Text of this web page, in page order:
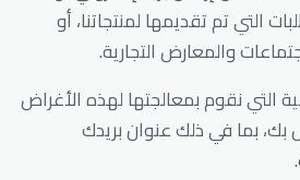
التي تم تقديمها لمنتجاتنا، أو
والمعارض التجارية.
التي نقوم بمعالجتها لهذه الأغراض
بما في ذلك عنوان بريدك